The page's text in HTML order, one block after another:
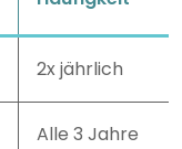
2x jährlich
Alle 3 Jahre